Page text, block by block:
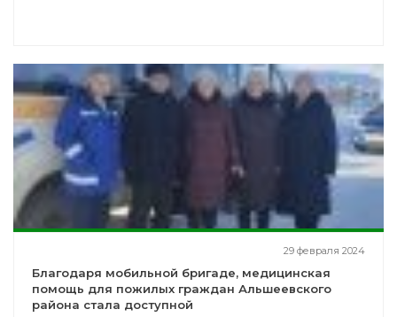
29 февраля 2024
Благодаря мобильной бригаде, медицинская
помощь для пожилых граждан Альшеевского
района стала доступной